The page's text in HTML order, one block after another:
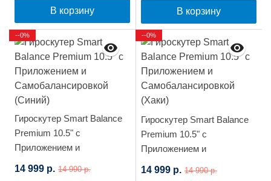
В корзину В корзину
Гироскутер Smart Balance
Premium 10.5" с
Приложением и
14 999 р. 14 990 р.
--0%
Гироскутер Smart Balance
Premium 10.5" с
Приложением и
14 999 р. 14 990 р.
--0%